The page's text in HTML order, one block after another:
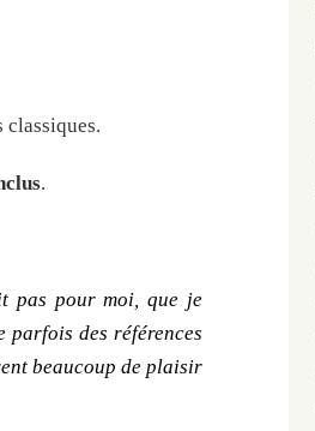
classiques.
.
pas pour moi, que je
parfois des références
beaucoup de plaisir